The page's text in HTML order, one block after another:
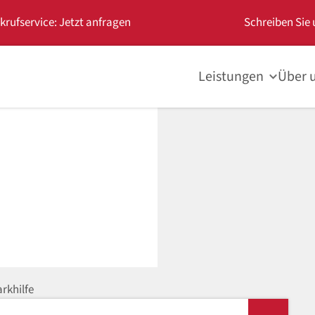
Jetzt anfragen Schreiben Sie
Leistungen Über